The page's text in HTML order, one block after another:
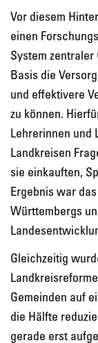
Vor diesem
einen
System
Basis die
und effektivere
zu können.
Lehrerinnen und
Landkreisen
sie einkauften,
Ergebnis war
Württembergs
Gleichzeitig
Gemeinden auf
die Hälfte
gerade erst